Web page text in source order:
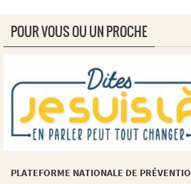
POUR VOUS OU UN PROCHE
PLATEFORME NATIONALE DE